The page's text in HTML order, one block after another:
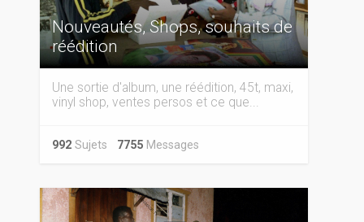
Nouveautés, Shops, souhaits de
réédition
Une sortie d'album, une réédition, 45t, maxi,
vinyl shop, ventes persos et ce que...
992Sujets 7755Messages